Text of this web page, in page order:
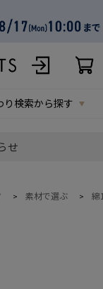
り検索から探す
せ
> 素材で選ぶ > 綿